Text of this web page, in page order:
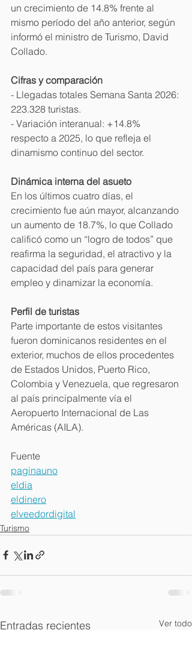
un crecimiento de 14.8% frente al
mismo período del año anterior, según
informó el ministro de Turismo, David
Collado.
Cifras y comparación
- Llegadas totales Semana Santa 2026:
223.328 turistas.
- Variación interanual: +14.8%
respecto a 2025, lo que refleja el
dinamismo continuo del sector.
Dinámica interna del asueto
En los últimos cuatro días, el
crecimiento fue aún mayor, alcanzando
un aumento de 18.7%, lo que Collado
calificó como un “logro de todos” que
reafirma la seguridad, el atractivo y la
capacidad del país para generar
empleo y dinamizar la economía.
Perfil de turistas
Parte importante de estos visitantes
fueron dominicanos residentes en el
exterior, muchos de ellos procedentes
de Estados Unidos, Puerto Rico,
Colombia y Venezuela, que regresaron
al país principalmente vía el
Aeropuerto Internacional de Las
Américas (AILA).
Fuente
paginauno
eldia
eldinero
elveedordigital
Turismo
Entradas recientes Ver todo